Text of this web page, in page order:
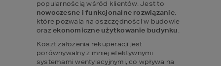
nowoczesne i funkcjonalne rozwiązanie,
które pozwala na oszczędności w budowie
oraz ekonomiczne użytkowanie budynku.
Koszt założenia rekuperacji jest
porównywalny z mniej efektywnymi